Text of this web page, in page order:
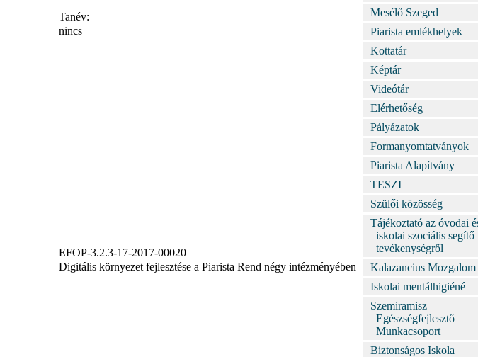
Tanév:
nincs
EFOP-3.2.3-17-2017-00020
Digitális környezet fejlesztése a Piarista Rend négy intézményében
Mesélő Szeged
Piarista emlékhelyek
Kottatár
Képtár
Videótár
Elérhetőség
Pályázatok
Formanyomtatványok
Piarista Alapítvány
TESZI
Szülői közösség
Tájékoztató az óvodai
iskolai szociális segítő
tevékenységről
Kalazancius Mozgalom
Iskolai mentálhigiéné
Szemiramisz
Egészségfejlesztő
Munkacsoport
Biztonságos Iskola